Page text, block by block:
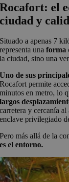
Rocafort: el
ciudad y
Situado a apenas 7
representa unaforma
la ciudad, sino una
Uno de sus
Rocafort permite
minutos en metro, lo
largos
carretera y cercanía
enclave privilegiado
Pero más allá de la
es el entorno.